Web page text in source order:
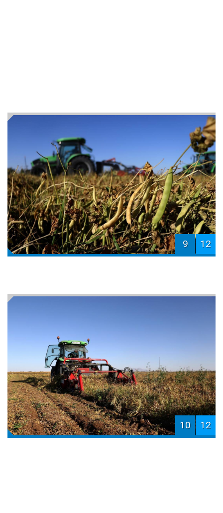
9 12
10 12